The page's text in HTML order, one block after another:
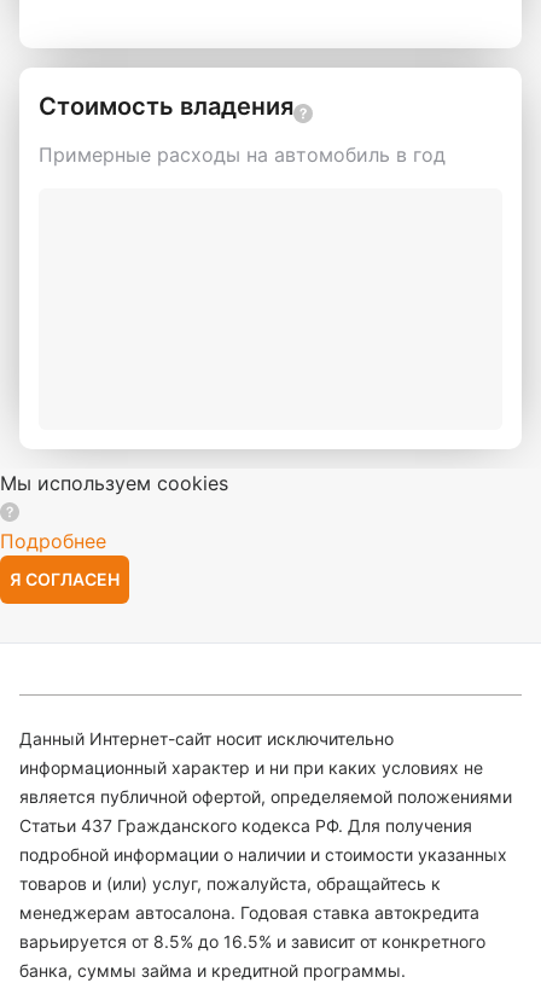
Стоимость владения
Примерные расходы на автомобиль в год
Мы используем cookies
Подробнее
Я СОГЛАСЕН
Данный Интернет-сайт носит исключительно
информационный характер и ни при каких условиях не
является публичной офертой, определяемой положениями
Статьи 437 Гражданского кодекса РФ. Для получения
подробной информации о наличии и стоимости указанных
товаров и (или) услуг, пожалуйста, обращайтесь к
менеджерам автосалона. Годовая ставка автокредита
варьируется от 8.5% до 16.5% и зависит от конкретного
банка, суммы займа и кредитной программы.